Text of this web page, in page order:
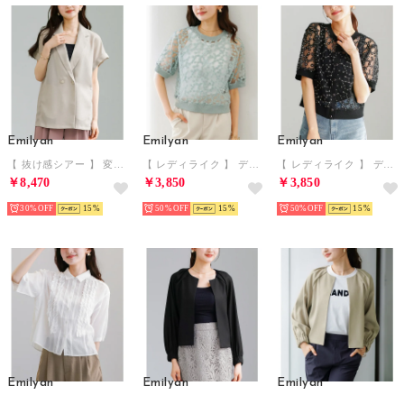
Emilyan
【 抜け感シアー 】 変わり織メッシュ・フレンチスリーブジャケット （ベージュ）
￥8,470
30% 15
Emilyan
【 レディライク 】 デイジー刺しゅうレース・前後2WAYプルオーバー （ミントグリーン）
￥3,850
50% 15
Emilyan
【 レディライク 】 デイジー刺しゅうレース・前後2WAYプルオーバー （ブラック）
￥3,850
50% 15
Emilyan Emilyan Emilyan